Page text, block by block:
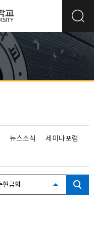
뉴스소식
세미나포럼